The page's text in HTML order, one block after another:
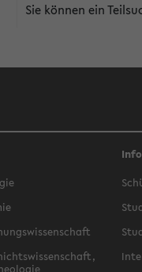
Sie können ein